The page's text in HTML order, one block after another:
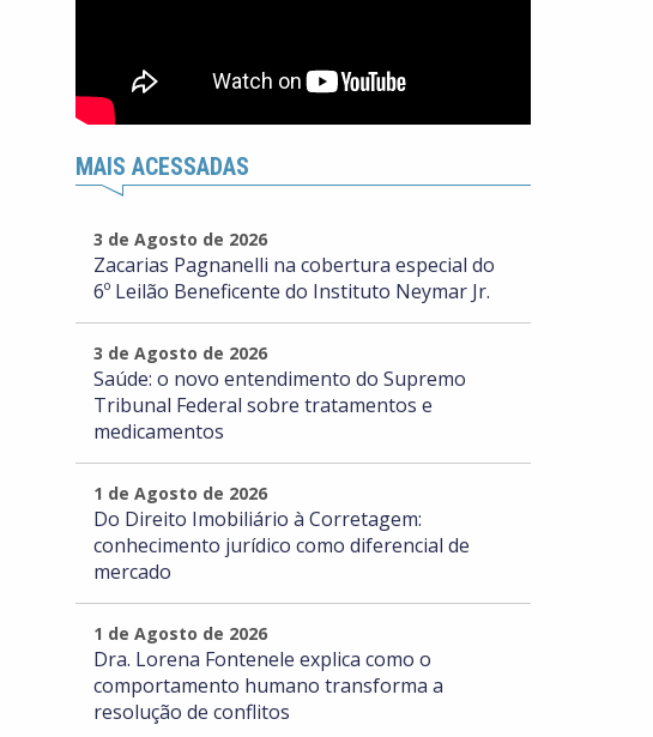
MAIS ACESSADAS
3 de Agosto de 2026
Zacarias Pagnanelli na cobertura especial do
6º Leilão Beneficente do Instituto Neymar Jr.
3 de Agosto de 2026
Saúde: o novo entendimento do Supremo
Tribunal Federal sobre tratamentos e
medicamentos
1 de Agosto de 2026
Do Direito Imobiliário à Corretagem:
conhecimento jurídico como diferencial de
mercado
1 de Agosto de 2026
Dra. Lorena Fontenele explica como o
comportamento humano transforma a
resolução de conflitos